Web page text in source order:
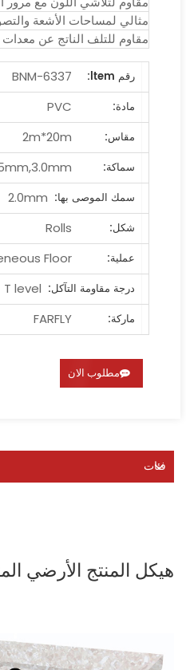
مثالي لمساحات الأشعة
مقاوم للتلف الناتج عن
رقم ltem:
BNM-6337
مادة:
PVC
مقاس:
2m*20m
سماكة:
سمك الموصى بها: 2.0mm
شكل:
Rolls
عملية:
Floor
درجة مقاومة التآكل: T level
ماركة:
FARFLY
مطلوب الان
فئات
هيكل المنتج الأرضي